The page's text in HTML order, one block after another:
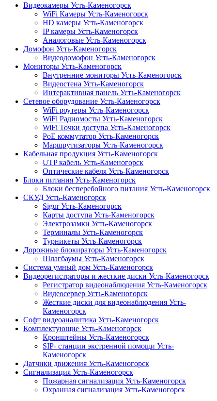
Видеокамеры Усть-Каменогорск
WiFi Камеры Усть-Каменогорск
HD камеры Усть-Каменогорск
IP камеры Усть-Каменогорск
Аналоговые Усть-Каменогорск
Домофон Усть-Каменогорск
Видеодомофон Усть-Каменогорск
Мониторы Усть-Каменогорск
Внутренние мониторы Усть-Каменогорск
Видеостена Усть-Каменогорск
Интерактивная панель Усть-Каменогорск
Сетевое оборудование Усть-Каменогорск
WiFi роутеры Усть-Каменогорск
WiFi Радиомосты Усть-Каменогорск
WiFi Точки доступа Усть-Каменогорск
PoE коммутатор Усть-Каменогорск
Маршрутизаторы Усть-Каменогорск
Кабельная продукция Усть-Каменогорск
UTP кабель Усть-Каменогорск
Оптические кабеля Усть-Каменогорск
Блоки питания Усть-Каменогорск
Блоки бесперебойного питания Усть-Каменогорск
СКУД Усть-Каменогорск
Sigur Усть-Каменогорск
Карты доступа Усть-Каменогорск
Электрозамки Усть-Каменогорск
Терминалы Усть-Каменогорск
Турникеты Усть-Каменогорск
Дорожные блокираторы Усть-Каменогорск
Шлагбаумы Усть-Каменогорск
Система умный дом Усть-Каменогорск
Видеорегистраторы и жесткие диски Усть-Каменогорск
Регистратор видеонаблюдения Усть-Каменогорск
Видеосервер Усть-Каменогорск
Жесткие диски для видеонаблюдения Усть-
Каменогорск
Софт видеоаналитика Усть-Каменогорск
Комплектующие Усть-Каменогорск
Кронштейны Усть-Каменогорск
SIP- станции экстренной помощи Усть-
Каменогорск
Датчики движения Усть-Каменогорск
Сигнализация Усть-Каменогорск
Пожарная сигнализация Усть-Каменогорск
Охранная сигнализация Усть-Каменогорск